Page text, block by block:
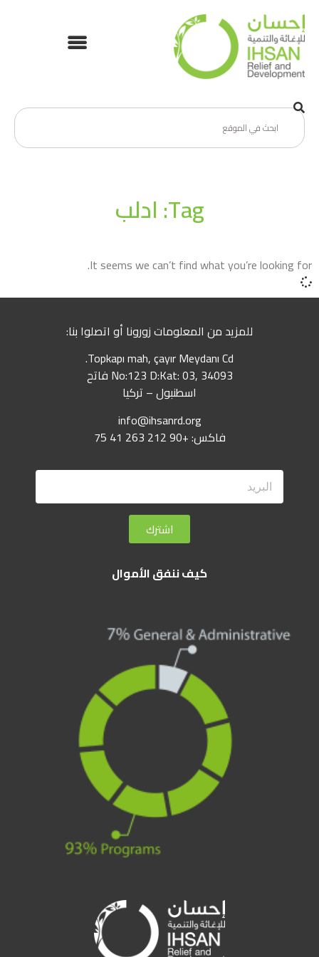
Tag: ادلب
It seems we can’t find what you’re looking for.
للمزيد من المعلومات زورونا أو اتصلوا بنا:
Topkapı mah, çayır Meydanı Cd.
No:123 D:Kat: 03, 34093 فاتح
اسطنبول – تركيا
info@ihsanrd.org
فاكس: +90 212 263 41 75
اشترك
كيف ننفق الأموال